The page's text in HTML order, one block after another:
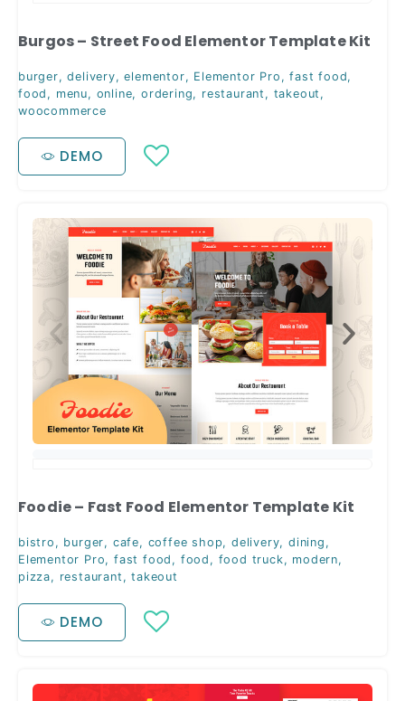
Burgos – Street Food Elementor Template Kit
burger,delivery,elementor, Elementor Pro ,fast food,
food , menu, online,ordering, restaurant , takeout ,
woocommerce
DEMO
Foodie – Fast Food Elementor Template Kit
bistro , burger, cafe, coffee shop,delivery,dining ,
Elementor Pro,fast food , food , food truck, modern,
pizza, restaurant ,takeout
DEMO